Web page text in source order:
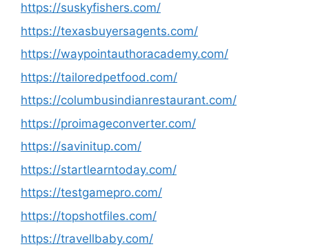
https://suskyfishers.com/
https://texasbuyersagents.com/
https://waypointauthoracademy.com/
https://tailoredpetfood.com/
https://columbusindianrestaurant.com/
https://proimageconverter.com/
https://savinitup.com/
https://startlearntoday.com/
https://testgamepro.com/
https://topshotfiles.com/
https://travellbaby.com/